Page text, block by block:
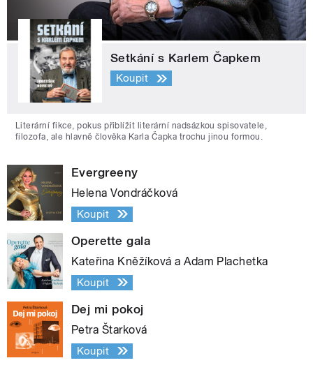
Setkání s Karlem Čapkem
Koupit
Literární fikce, pokus přiblížit literární nadsázkou spisovatele,
filozofa, ale hlavně člověka Karla Čapka trochu jinou formou.
Evergreeny
Helena Vondráčková
Koupit
Operette gala
Kateřina Kněžíková a Adam Plachetka
Koupit
Dej mi pokoj
Petra Štarková
Koupit